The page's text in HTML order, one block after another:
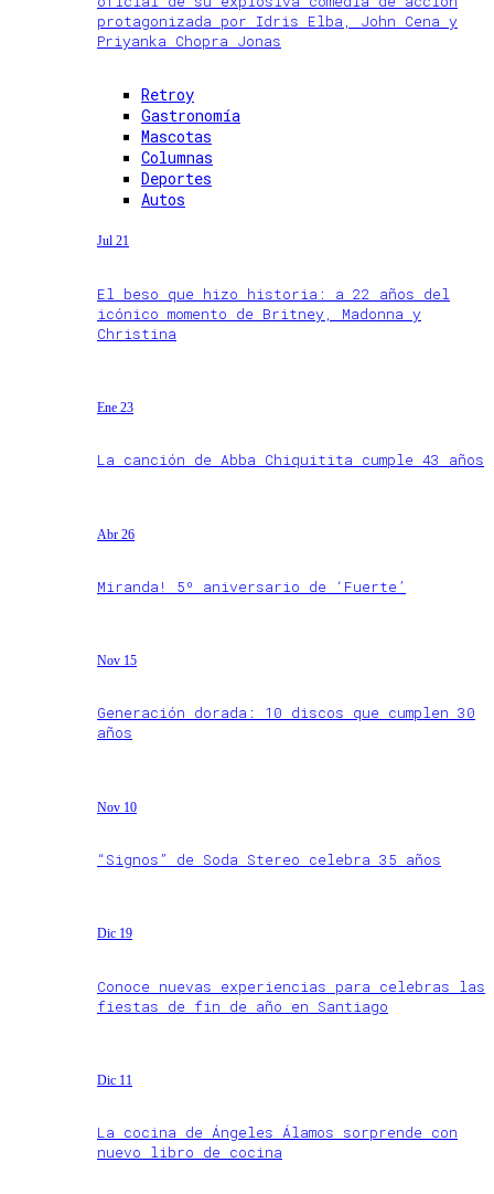
protagonizada por Idris Elba, John Cena y
Priyanka Chopra Jonas
Retroy
Gastronomía
Mascotas
Columnas
Deportes
Autos
Jul 21
El beso que hizo historia: a 22 años del
icónico momento de Britney, Madonna y
Christina
Ene 23
La canción de Abba Chiquitita cumple 43 años
Abr 26
Miranda! 5º aniversario de ‘Fuerte’
Nov 15
Generación dorada: 10 discos que cumplen 30
años
Nov 10
“Signos” de Soda Stereo celebra 35 años
Dic 19
Conoce nuevas experiencias para celebras las
fiestas de fin de año en Santiago
Dic 11
La cocina de Ángeles Álamos sorprende con
nuevo libro de cocina